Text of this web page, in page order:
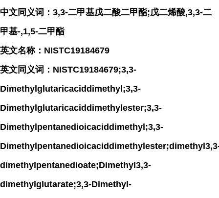
中文同义词：3,3-二甲基戊二酸二甲酯;戊二烯酸,3,3-二
甲基-,1,5-二甲酯
英文名称：NISTC19184679
英文同义词：NISTC19184679;3,3-
Dimethylglutaricaciddimethyl;3,3-
Dimethylglutaricaciddimethylester;3,3-
Dimethylpentanedioicaciddimethyl;3,3-
dimethylpentanedioate;Dimethyl3,3-
dimethylglutarate;3,3-Dimethyl-